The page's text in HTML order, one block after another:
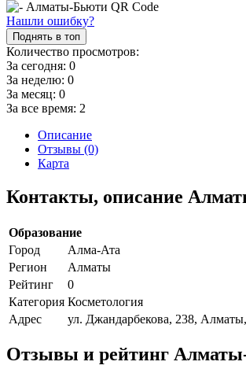
Нашли ошибку?
Поднять в топ
Количество просмотров:
За сегодня: 0
За неделю: 0
За месяц: 0
За все время: 2
Описание
Отзывы (0)
Карта
Контакты, описание
Образование
Город
Алма-Ата
Регион
Алматы
Рейтинг
0
Категория Косметология
Адрес
ул. Джандарбекова, 238,
Отзывы и рейтинг